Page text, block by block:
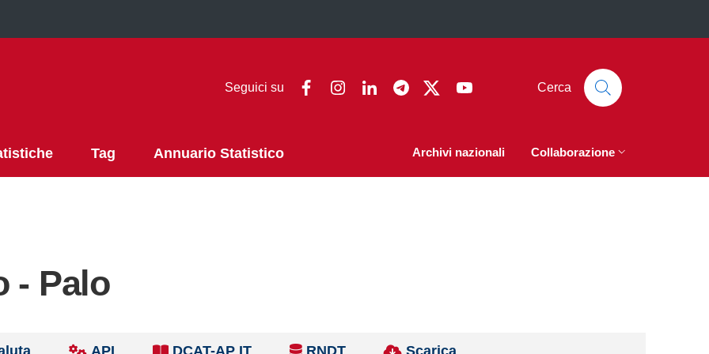
Seguici su FacebookInstagramLinkedinTelegram
Twitter Cerca
Tag Annuario Statistico Archivi nazionali Collaborazione
- Palo
API DCAT-AP IT RNDT Scarica